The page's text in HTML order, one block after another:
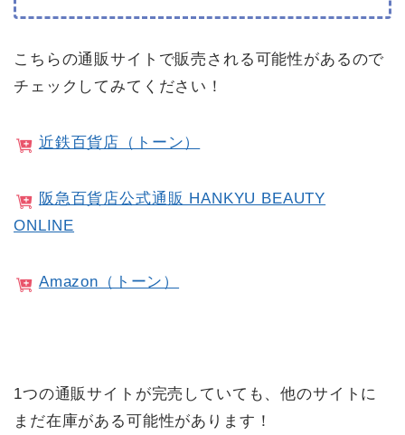
こちらの通販サイトで販売される可能性があるので
チェックしてみてください！
近鉄百貨店（トーン）
阪急百貨店公式通販 HANKYU BEAUTY
ONLINE
Amazon（トーン）
1つの通販サイトが完売していても、他のサイトに
まだ在庫がある可能性があります！